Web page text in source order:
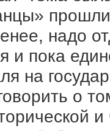
надо
и пока
на
о